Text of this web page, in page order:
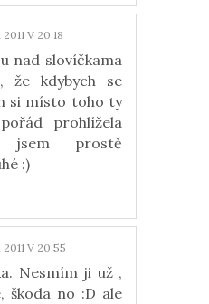
2011 V 20:18
nad slovíčkama
že kdybych se
si místo toho ty
prohlížela
jsem prostě
:)
2011 V 20:55
Nesmím ji už ,
škoda no :D ale